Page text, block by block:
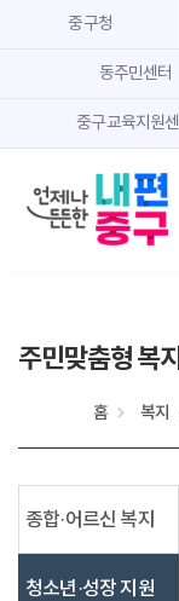
중구청
동주민센터
중구교육지원
주민맞춤형 복
홈 복지
종합·어르신 복지
청소년·성장 지원